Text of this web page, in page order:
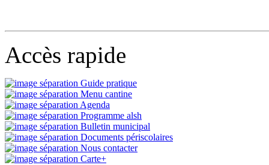
Accès rapide
Guide pratique
Menu cantine
Agenda
Programme alsh
Bulletin municipal
Documents périscolaires
Nous contacter
Carte+